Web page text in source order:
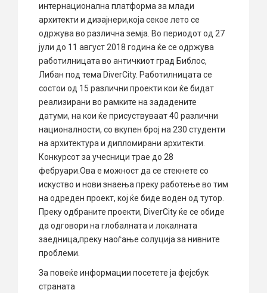
интернационална платформа за млади
архитекти и дизајнери,која секое лето се
одржува во различна земја. Во периодот од 27
јули до 11 август 2018 година ќе се одржува
работилницата во античкиот град Библос,
Либан под тема DiverCity. Работилницата се
состои од 15 различни проекти кои ќе бидат
реализирани во рамките на зададените
датуми, на кои ќе присуствуваат 40 различни
националности, со вкупен број на 230 студенти
на архитектура и дипломирани архитекти.
Конкурсот за учесници трае до 28
фебруари.Ова е можност да се стекнете со
искуство и нови знаења преку работење во тим
на одреден проект, кој ќе биде воден од тутор.
Преку одбраните проекти, DiverCity ќе се обиде
да одговори на глобалната и локалната
заедница,преку наоѓање солуција за нивните
проблеми.
За повеќе информации посетете ја фејсбук
страната